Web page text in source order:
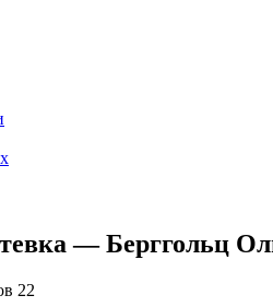
— Берггольц
22